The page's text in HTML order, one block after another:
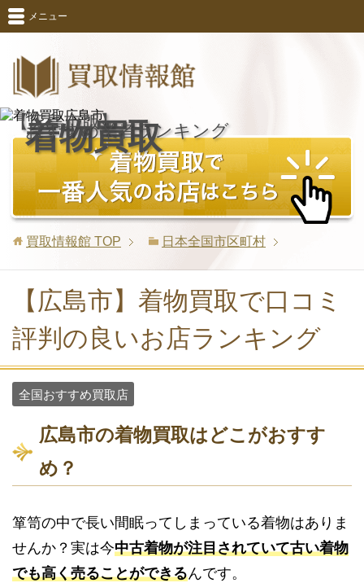
メニュー
【広島市版】
着物買取
おすすめ業者ランキング
買取情報館 TOP 日本全国市区町村
【広島市】着物買取で口コミ
評判の良いお店ランキング
全国おすすめ買取店
広島市の着物買取はどこがおすす
め？
箪笥の中で長い間眠ってしまっている着物はありま
せんか？実は今中古着物が注目されていて古い着物
でも高く売ることができるんです。